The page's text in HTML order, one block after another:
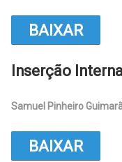
BAIXAR
Inserção
Samuel Pinheiro
BAIXAR